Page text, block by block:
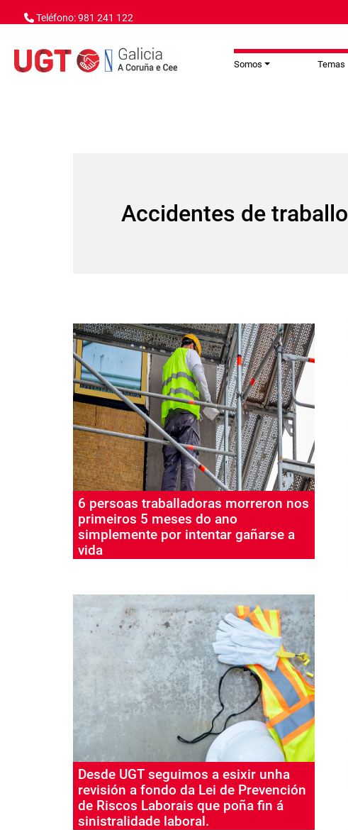
Teléfono: 981 241 122
Somos Temas
Accidentes de traballo
6 persoas traballadoras morreron nos
primeiros 5 meses do ano
simplemente por intentar gañarse a
vida
06 Ago 2026
Producíronse un total de 4.086 accidentes
laborais con baixa por enfermidade.
Desde UGT seguimos a esixir unha
revisión a fondo da Lei de Prevención
de Riscos Laborais que poña fin á
sinistralidade laboral.